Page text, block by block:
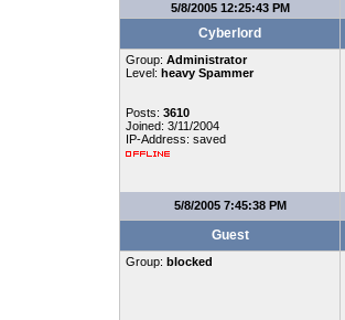
5/8/2005 12:25:43 PM
Cyberlord
Group: Administrator
Level: heavy Spammer
Posts: 3610
Joined: 3/11/2004
IP-Address: saved
5/8/2005 7:45:38 PM
Guest
Group: blocked